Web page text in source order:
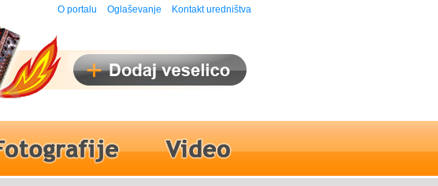
O portalu Oglaševanje Kontakt uredništva